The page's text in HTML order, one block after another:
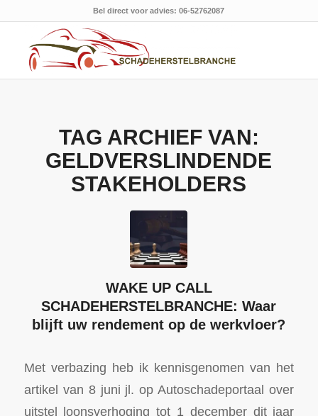
Bel direct voor advies: 06-52762087
TAG ARCHIEF VAN:
GELDVERSLINDENDE
STAKEHOLDERS
WAKE UP CALL
SCHADEHERSTELBRANCHE: Waar
blijft uw rendement op de werkvloer?
Met verbazing heb ik kennisgenomen van het
artikel van 8 juni jl. op Autoschadeportaal over
uitstel loonsverhoging tot 1 december dit jaar